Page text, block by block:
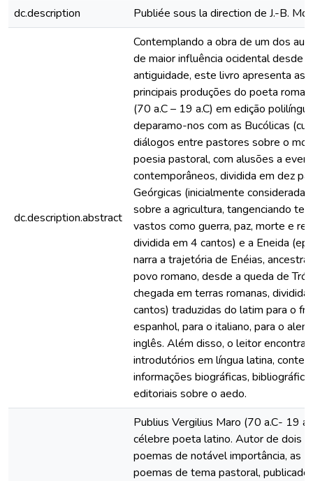
dc.description
Publiée sous la direction de J.-B.
dc.description.abstract
Contemplando a obra de um dos
de maior influência ocidental desde a
antiguidade, este livro apresenta as
principais produções do poeta
(70 a.C – 19 a.C) em edição
deparamo-nos com as Bucólicas
diálogos entre pastores sobre o
poesia pastoral, com alusões a
contemporâneos, dividida em dez
Geórgicas (inicialmente considerada
sobre a agricultura, tangenciando
vastos como guerra, paz, morte e
dividida em 4 cantos) e a Eneida
narra a trajetória de Enéias,
povo romano, desde a queda de
chegada em terras romanas,
cantos) traduzidas do latim para o
espanhol, para o italiano, para o
inglês. Além disso, o leitor
introdutórios em língua latina,
informações biográficas,
editoriais sobre o aedo.
Publius Vergilius Maro (70 a.C- 19
célebre poeta latino. Autor de dois
poemas de notável importância, as
poemas de tema pastoral,